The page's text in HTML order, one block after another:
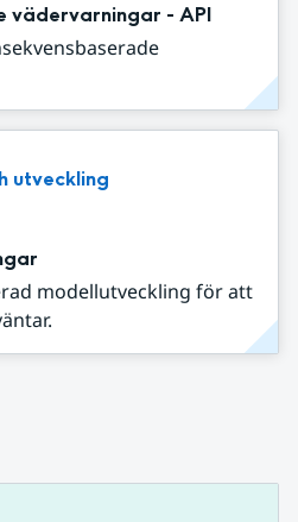
vädervarningar - API
utveckling
modellutveckling för att